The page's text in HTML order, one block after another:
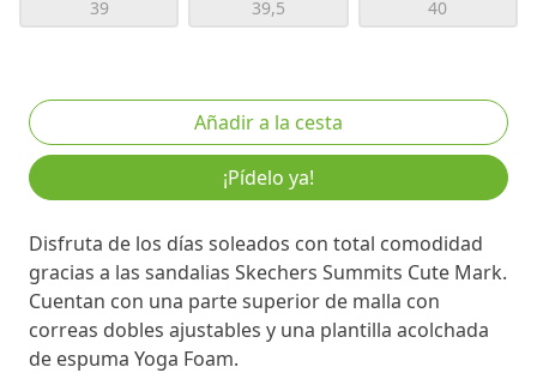
39 39,5 40
¡Pídelo ya!
Disfruta de los días soleados con total comodidad
gracias a las sandalias Skechers Summits Cute Mark.
Cuentan con una parte superior de malla con
correas dobles ajustables y una plantilla acolchada
de espuma Yoga Foam.